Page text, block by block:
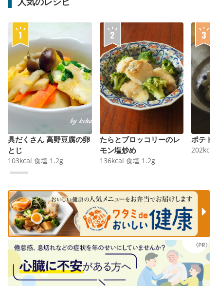
具だくさん 高野豆腐の卵
とじ
103kcal 食塩 1.2g
たらとブロッコリーのレ
モン塩炒め
136kcal 食塩 1.2g
ポテト
202kcal